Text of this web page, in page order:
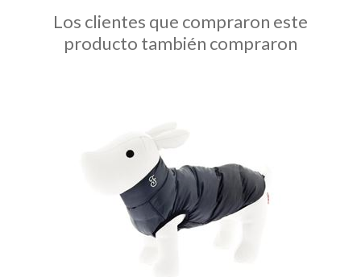
Los clientes que compraron este
producto también compraron